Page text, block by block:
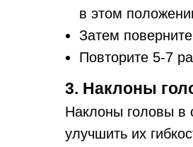
в этом
Затем
Повторите 5-7
3. Наклоны
Наклоны головы в
улучшить их